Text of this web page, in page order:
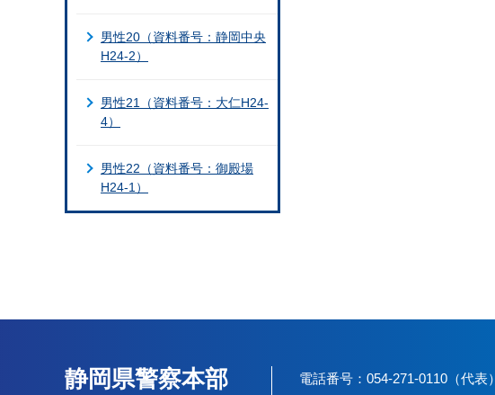
男性20（資料番号：静岡中央
H24-2）
男性21（資料番号：大仁H24-
4）
男性22（資料番号：御殿場
H24-1）
静岡県警察本部 電話番号：054-271-0110（代表）